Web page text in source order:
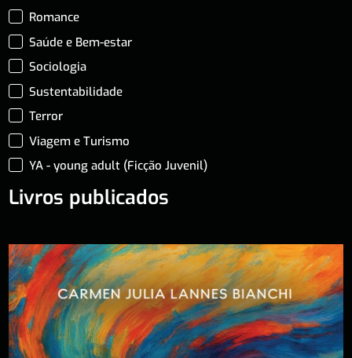
Romance
Saúde e Bem-estar
Sociologia
Sustentabilidade
Terror
Viagem e Turismo
YA - young adult (Ficção Juvenil)
Livros publicados